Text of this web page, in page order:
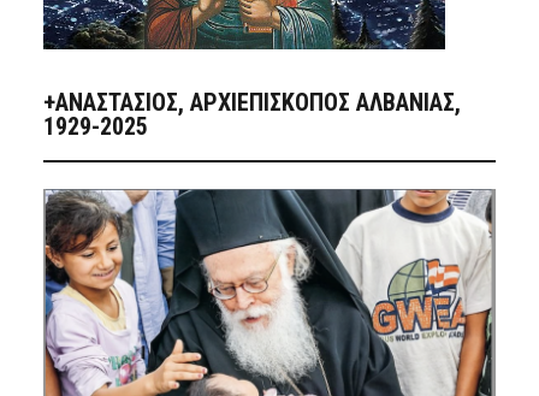
+ΑΝΑΣΤΆΣΙΟΣ, ΑΡΧΙΕΠΊΣΚΟΠΟΣ ΑΛΒΑΝΊΑΣ,
1929-2025